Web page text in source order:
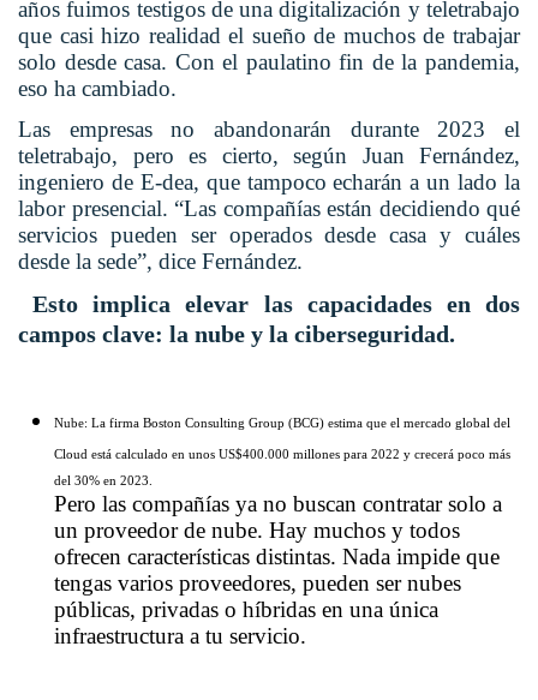
años fuimos testigos de una digitalización y teletrabajo
que casi hizo realidad el sueño de muchos de trabajar
solo desde casa. Con el paulatino fin de la pandemia,
eso ha cambiado.
Las empresas no abandonarán durante 2023 el
teletrabajo, pero es cierto, según Juan Fernández,
ingeniero de E-dea, que tampoco echarán a un lado la
labor presencial. “Las compañías están decidiendo qué
servicios pueden ser operados desde casa y cuáles
desde la sede”, dice Fernández.
Esto implica elevar las capacidades en dos
campos clave: la nube y la ciberseguridad.
Nube: La firma Boston Consulting Group (BCG) estima que el mercado global del
Cloud está calculado en unos US$400.000 millones para 2022 y crecerá poco más
del 30% en 2023.
Pero las compañías ya no buscan contratar solo a
un proveedor de nube. Hay muchos y todos
ofrecen características distintas. Nada impide que
tengas varios proveedores, pueden ser nubes
públicas, privadas o híbridas en una única
infraestructura a tu servicio.